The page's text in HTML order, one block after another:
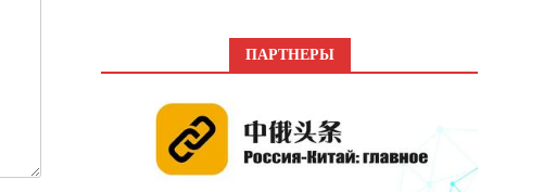
ПАРТНЕРЫ